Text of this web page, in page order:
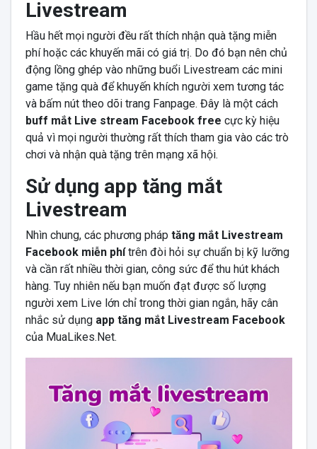
Livestream
Hầu hết mọi người đều rất thích nhận quà tặng miễn
phí hoặc các khuyến mãi có giá trị. Do đó bạn nên chủ
động lồng ghép vào những buổi Livestream các mini
game tặng quà để khuyến khích người xem tương tác
và bấm nút theo dõi trang Fanpage. Đây là một cách
buff mắt Live stream Facebook free cực kỳ hiệu
quả vì mọi người thường rất thích tham gia vào các trò
chơi và nhận quà tặng trên mạng xã hội.
Sử dụng app tăng mắt
Livestream
Nhìn chung, các phương pháp tăng mắt Livestream
Facebook miễn phítrên đòi hỏi sự chuẩn bị kỹ lưỡng
và cần rất nhiều thời gian, công sức để thu hút khách
hàng. Tuy nhiên nếu bạn muốn đạt được số lượng
người xem Live lớn chỉ trong thời gian ngắn, hãy cân
nhắc sử dụng app tăng mắt Livestream Facebook
của MuaLikes.Net.